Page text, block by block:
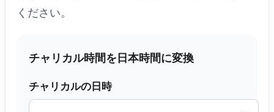
ください。
チャリカル時間を日本時間に変換
チャリカルの日時